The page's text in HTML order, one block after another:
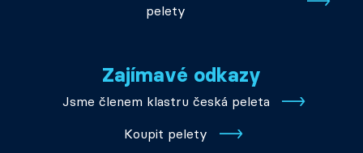
pelety
Zajímavé odkazy
Jsme členem klastru česká peleta
Koupit pelety